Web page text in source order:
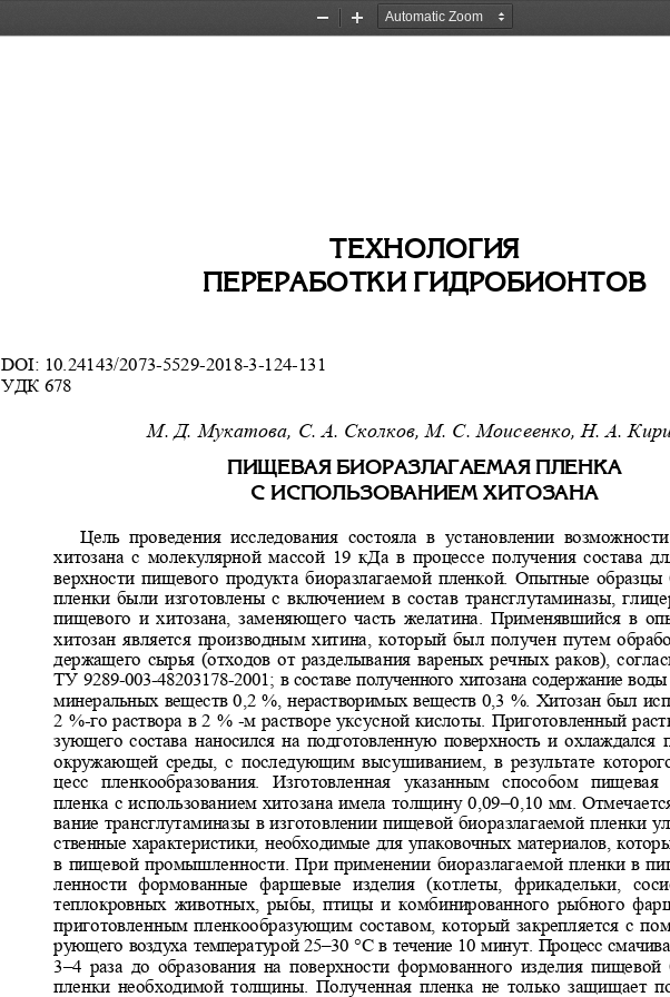
Zoom
Zoom
ÒÅÕÍÎËÎÃÈß
ÏÅÐÅÐÀÁÎÒÊÈ ÃÈÄÐÎÁÈÎÍÒÎÂ
DOI: 10.24143/2073-5529-2018-3-124-131
УДК 678
М. Д. Мукатова, С. А. Сколков, М. С. Моисеенко, Н. А.
ÏÈÙÅÂÀß ÁÈÎÐÀÇËÀÃÀÅÌÀß ÏËÅÍÊÀ
Ñ ÈÑÏÎËÜÇÎÂÀÍÈÅÌ ÕÈÒÎÇÀÍÀ
Цель  проведения  исследования  состояла  в  установлении
хитозана  с  молекулярной  массой  19  кДа  в  процессе  получения  состава
верхности пищевого продукта биоразлагаемой пленкой. Опытные образцы
пленки были изготовлены с включением в состав трансглутаминазы,
пищевого и  хитозана, заменяющего часть желатина. Применявшийся  в
хитозан является производным хитина, который был получен путем
держащего сырья (отходов от разделывания вареных речных раков),
ТУ
9289-003-48203178-2001; в составе полученного хитозана содержание воды
минеральных веществ 0,2 %, нерастворимых веществ 0, 3 %. Хитозан был
2 %-го раствора в 2 % -м растворе уксусной кислоты. Приготовленный
зующего состава наносился на подготовленную поверхность и охлаждался
окружающей среды, с  последующим высушиванием, в результате
цесс  пленкообразования.  Изготовленная  указанным  способом  пищевая
пленка с использованием хитозана имела толщину 0,09–0,10 мм.
вание трансглутаминазы в изготовлении пищевой биоразлагаемой пленки
ственные характеристики, необходимые для упаковочных материалов,
в пищевой промышленности. При применении биоразлагаемой пленки в
ленности  формованные  фаршевые  изделия  (котлеты,  фрикадельки,
теплокровных  животных,  рыбы,  птицы  и  комбинированного  рыбного
приготовленным пленкообразующим составом, который закрепляется с
рующего воздуха температурой 25–30 °С в течение 10 минут. Процесс
3–4  раза  до  образования  на  поверхности  формованного
изделия  пищевой
пленки необходимой толщины. Полученная  пленка не только защищает